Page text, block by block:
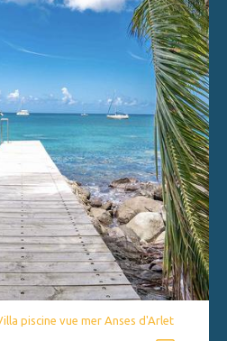
piscine vue mer Anses d'Arlet